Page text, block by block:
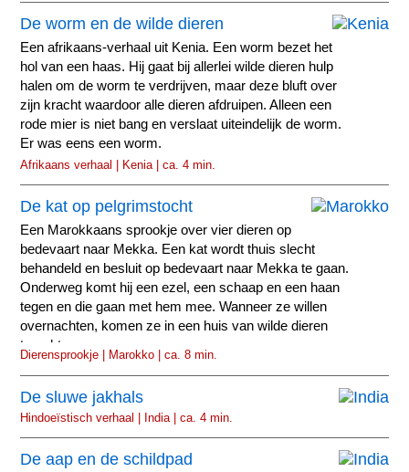
De worm en de wilde dieren
Een afrikaans-verhaal uit Kenia. Een worm bezet het
hol van een haas. Hij gaat bij allerlei wilde dieren hulp
halen om de worm te verdrijven, maar deze bluft over
zijn kracht waardoor alle dieren afdruipen. Alleen een
rode mier is niet bang en verslaat uiteindelijk de worm.
Er was eens een worm.
Afrikaans verhaal | Kenia | ca. 4 min.
De kat op pelgrimstocht
Een Marokkaans sprookje over vier dieren op
bedevaart naar Mekka. Een kat wordt thuis slecht
behandeld en besluit op bedevaart naar Mekka te gaan.
Onderweg komt hij een ezel, een schaap en een haan
tegen en die gaan met hem mee. Wanneer ze willen
overnachten, komen ze in een huis van wilde dieren
terecht.
Dierensprookje | Marokko | ca. 8 min.
De sluwe jakhals
Hindoeïstisch verhaal | India | ca. 4 min.
De aap en de schildpad